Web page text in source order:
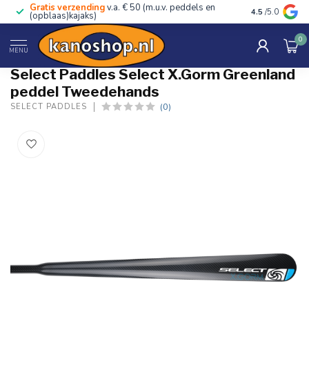
Gratis verzendingv.a. € 50 (m.u.v. peddels en
(opblaas)kajaks) Advies van
4.5 /5.0
MENU
0
Home / Select X.Gorm Greenland peddel Tweedehands
Select Paddles Select X.Gorm Greenland
peddel Tweedehands
SELECT PADDLES (0)